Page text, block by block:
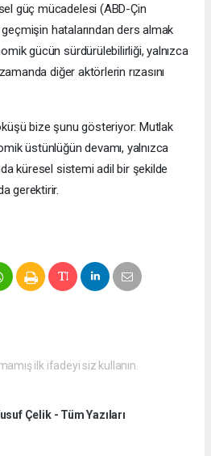
güç mücadelesi (ABD-Çin
geçmişin hatalarından ders almak
gücün sürdürülebilirliği, yalnızca
diğer aktörlerin rızasını
bize şunu gösteriyor: Mutlak
üstünlüğün devamı, yalnızca
küresel sistemi adil bir şekilde
gerektirir.
ilk ifadeyi siz kullanın.
Çelik - Tüm Yazıları